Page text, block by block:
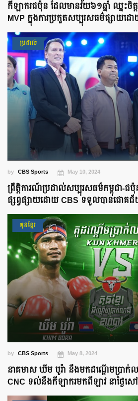
កីឡាករជប៉ុន ដែលមានវ័យ៦១ឆ្នាំ ឈ្នះចិត្
MVP ក្នុងការប្រកួតសប្បុរសធម៌ផ្សាយដ
ប្រដាល់
by CBS Sports May 10, 2024
ព្រឹត្តិការណ៍ប្រដាល់សប្បុរសធម៌កម្ពុជា-ជ
ផ្សព្វផ្សាយដោយ CBS ទទួលបានជោគជ័
គុនខ្មែរ
by CBS Sports May 8, 2024
នាគមាស ឃីម បូរ៉ា នឹងមកដណ្ដើមប្រាក់
CNC ទល់នឹងកីឡាករមកពីឡាវ នាថ្ងៃសៅ